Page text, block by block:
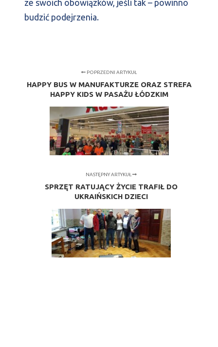
ze swoich obowiązków, jeśli tak – powinno
budzić podejrzenia.
POPRZEDNI ARTYKUŁ
HAPPY BUS W MANUFAKTURZE ORAZ STREFA
HAPPY KIDS W PASAŻU ŁÓDZKIM
NASTĘPNY ARTYKUŁ
SPRZĘT RATUJĄCY ŻYCIE TRAFIŁ DO
UKRAIŃSKICH DZIECI